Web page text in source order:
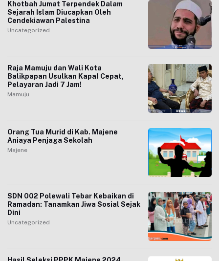
Khotbah Jumat Terpendek Dalam
Sejarah Islam Diucapkan Oleh
Cendekiawan Palestina
Uncategorized
Raja Mamuju dan Wali Kota
Balikpapan Usulkan Kapal Cepat,
Pelayaran Jadi 7 Jam!
Mamuju
Orang Tua Murid di Kab. Majene
Aniaya Penjaga Sekolah
Majene
SDN 002 Polewali Tebar Kebaikan di
Ramadan: Tanamkan Jiwa Sosial Sejak
Dini
Uncategorized